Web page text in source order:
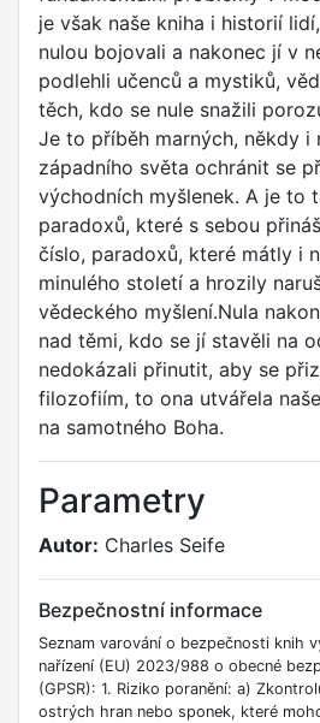
je však naše kniha i historií
nulou bojovali a nakonec jí v
podlehli učenců a mystiků,
těch, kdo se nule snažili
Je to příběh marných, někdy i
západního světa ochránit se
východních myšlenek. A je to
paradoxů, které s sebou
číslo, paradoxů, které mátly i
minulého století a hrozily
vědeckého myšlení.Nula
nad těmi, kdo se jí stavěli na
nedokázali přinutit, aby se
filozofiím, to ona utvářela
na samotného Boha.
Parametry
Autor: Charles Seife
Bezpečnostní informace
Seznam varování o bezpečnosti knih
nařízení (EU) 2023/988 o obecné
(GPSR): 1. Riziko poranění: a)
ostrých hran nebo sponek, které